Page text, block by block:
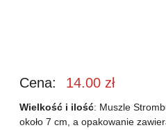
Cena: 14.00 zł
Wielkość i ilość: Muszle
około 7 cm, a opakowanie